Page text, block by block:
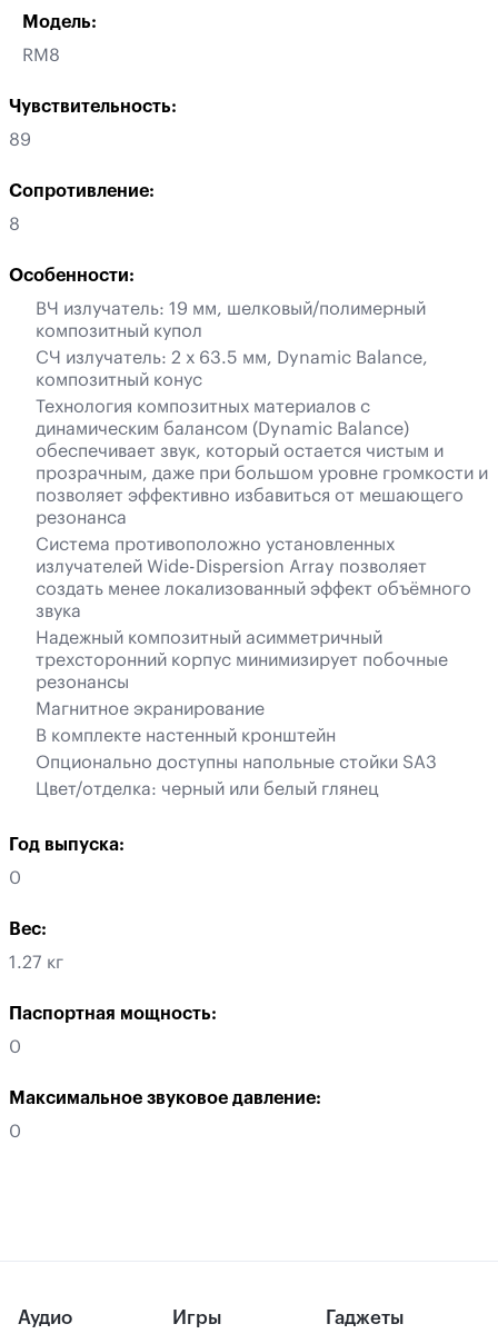
Модель:
RM8
Чувствительность:
89
Сопротивление:
8
Особенности:
ВЧ излучатель: 19 мм, шелковый/полимерный
композитный купол
СЧ излучатель: 2 х 63.5 мм, Dynamic Balance,
композитный конус
Технология композитных материалов с
динамическим балансом (Dynamic Balance)
обеспечивает звук, который остается чистым и
прозрачным, даже при большом уровне громкости и
позволяет эффективно избавиться от мешающего
резонанса
Система противоположно установленных
излучателей Wide-Dispersion Array позволяет
создать менее локализованный эффект объёмного
звука
Надежный композитный асимметричный
трехсторонний корпус минимизирует побочные
резонансы
Магнитное экранирование
В комплекте настенный кронштейн
Опционально доступны напольные стойки SA3
Цвет/отделка: черный или белый глянец
Год выпуска:
0
Вес:
1.27 кг
Паспортная мощность:
0
Максимальное звуковое давление:
0
Аудио Игры Гаджеты